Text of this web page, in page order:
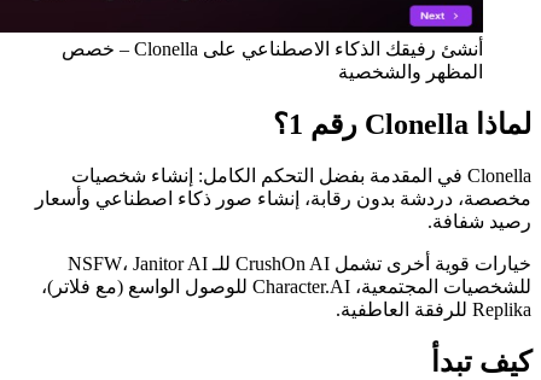
أنشئ رفيقك الذكاء الاصطناعي على Clonella – خصص
المظهر والشخصية
لماذا Clonella رقم 1؟
Clonella في المقدمة بفضل التحكم الكامل: إنشاء شخصيات
مخصصة، دردشة بدون رقابة، إنشاء صور ذكاء اصطناعي وأسعار
رصيد شفافة.
خيارات قوية أخرى تشمل CrushOn AI للـ NSFW، Janitor AI
للشخصيات المجتمعية، Character.AI للوصول الواسع (مع فلاتر)،
Replika للرفقة العاطفية.
كيف تبدأ